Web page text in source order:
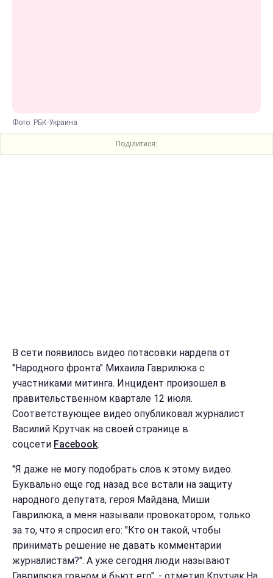
Фото: РБК-Украина
Поділитися:
В сети появилось видео потасовки нардепа от
"Народного фронта" Михаила Гаврилюка с
участниками митинга. Инцидент произошел в
правительственном квартале 12 июля.
Соответствующее видео опубликовал журналист
Василий Крутчак на своей странице в
соцсети Facebook.
"Я даже не могу подобрать слов к этому видео.
Буквально еще год назад все встали на защиту
народного депутата, героя Майдана, Миши
Гаврилюка, а меня называли провокатором, только
за то, что я спросил его: "Кто он такой, чтобы
принимать решение не давать комментарии
журналистам?". А уже сегодня люди называют